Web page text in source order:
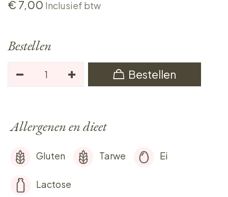
€ 7,00 Inclusief btw
Bestellen
Bestellen
Allergenen en dieet
Gluten Tarwe Ei
Lactose